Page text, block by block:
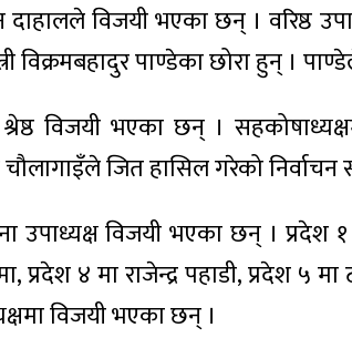
विजयी भएका छन् । वरिष्ठ
विक्रमबहादुर पाण्डेका छोरा हुन् ।
विजयी भएका छन् ।
जित हासिल गरेको
विजयी भएका छन् । प्रदेश १
प्रदेश ४ मा राजेन्द्र पहाडी, प्रदेश ५
विजयी भएका छन् ।